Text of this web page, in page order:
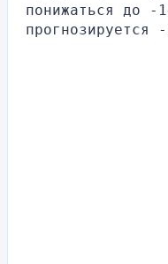
понижаться до -
прогнозируется